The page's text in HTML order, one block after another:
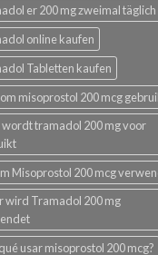
er 200 mg zweimal täglich
online kaufen
Tabletten kaufen
misoprostol 200 mcg
tramadol 200 mg voor
Misoprostol 200 mcg
wird Tramadol 200 mg
usar misoprostol 200 mcg?